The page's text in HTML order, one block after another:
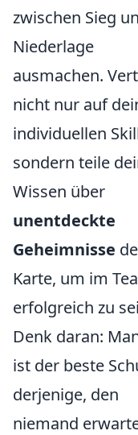
zwischen Sieg
Niederlage
ausmachen.
nicht nur auf
individuellen
sondern teile
Wissen über
unentdeckte
Geheimnisse
Karte, um im
erfolgreich zu
Denk daran:
ist der beste
derjenige, den
niemand